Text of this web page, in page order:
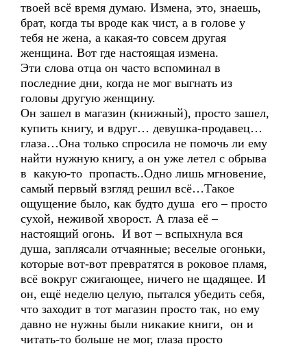
твоей всё время думаю. Измена, это, знаешь,
брат, когда ты вроде как чист, а в голове у
тебя не жена, а какая-то совсем другая
женщина. Вот где настоящая измена.
Эти слова отца он часто вспоминал в
последние дни, когда не мог выгнать из
головы другую женщину.
Он зашел в магазин (книжный), просто зашел,
купить книгу, и вдруг… девушка-продавец…
глаза…Она только спросила не помочь ли ему
найти нужную книгу, а он уже летел с обрыва
в какую-то пропасть..Одно лишь мгновение,
самый первый взгляд решил всё…Такое
ощущение было, как будто душа его – просто
сухой, неживой хворост. А глаза её –
настоящий огонь. И вот – вспыхнула вся
душа, заплясали отчаянные; веселые огоньки,
которые вот-вот превратятся в роковое пламя,
всё вокруг сжигающее, ничего не щадящее. И
он, ещё неделю целую, пытался убедить себя,
что заходит в тот магазин просто так, но ему
давно не нужны были никакие книги, он и
читать-то больше не мог, глаза просто